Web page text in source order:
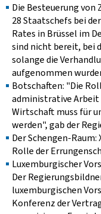
Die Besteuerung von
28 Staatschefs bei
Rates in Brüssel im
sind nicht bereit, bei
solange die
aufgenommen
Botschaften: "Die
administrative Arbeit
Wirtschaft muss für
werden", gab der
Der Schengen-
Rolle der
Luxemburgischer
Der
luxemburgischen
Konferenz der